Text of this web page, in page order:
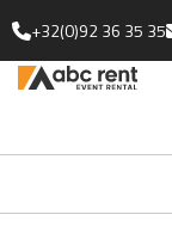
+32(0)92 36 35 35